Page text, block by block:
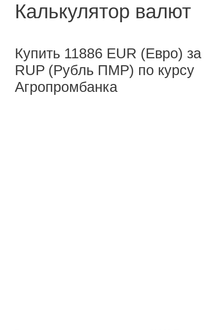
Калькулятор валют
Купить 11886 EUR (Евро) за
RUP (Рубль ПМР) по курсу
Агропромбанка